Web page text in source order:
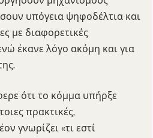
υπόγεια ψηφοδέλτια και
με διαφορετικές
έκανε λόγο ακόμη και για
ότι το κόμμα υπήρξε
πρακτικές,
γνωρίζει «τι εστί